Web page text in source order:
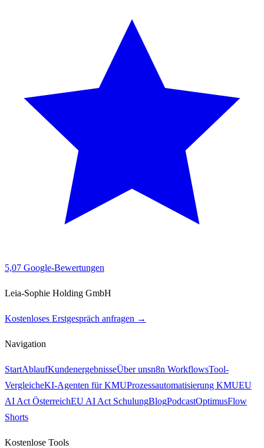
5,07 Google-Bewertungen
Leia-Sophie Holding GmbH
Kostenloses Erstgespräch anfragen →
Navigation
StartAblaufKundenergebnisseÜber unsn8n WorkflowsTool-
VergleicheKI-Agenten für KMUProzessautomatisierung KMUEU
AI Act ÖsterreichEU AI Act SchulungBlogPodcastOptimusFlow
Shorts
Kostenlose Tools